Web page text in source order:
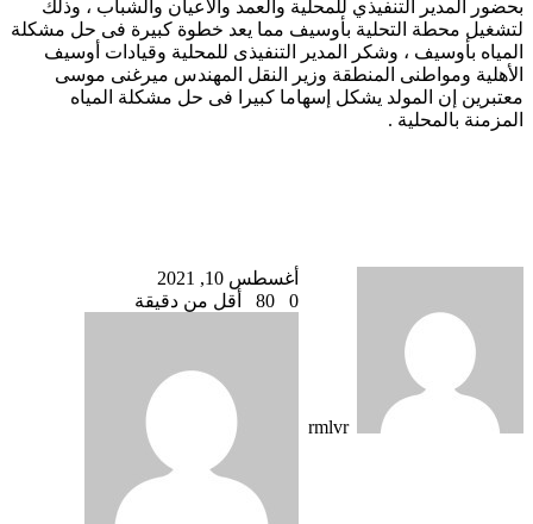
بحضور المدير التنفيذي للمحلية والعمد والاعيان والشباب ، وذلك
لتشغيل محطة التحلية بأوسيف مما يعد خطوة كبيرة فى حل مشكلة
المياه بأوسيف ، وشكر المدير التنفيذى للمحلية وقيادات أوسيف
الأهلية ومواطنى المنطقة وزير النقل المهندس ميرغنى موسى
معتبرين إن المولد يشكل إسهاما كبيرا فى حل مشكلة المياه
المزمنة بالمحلية .
rmlvr
أرسل
بريدا
أغسطس 10, 2021
0
أقل من دقيقة